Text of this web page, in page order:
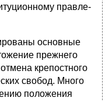
правле­
основные
прежнего
крепостного
свобод. Много
положения